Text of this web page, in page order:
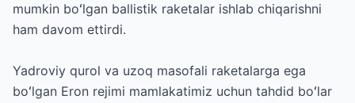
mumkin boʻlgan ballistik raketalar ishlab chiqarishni
ham davom ettirdi.
Yadroviy qurol va uzoq masofali raketalarga ega
boʻlgan Eron rejimi mamlakatimiz uchun tahdid boʻlar